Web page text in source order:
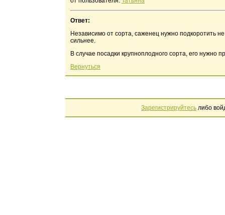
Ответ:
Независимо от сорта, саженец нужно подкоротить
сильнее.
В случае посадки крупноплодного сорта, его нужно
Вернуться
Зарегистрируйтесь либо